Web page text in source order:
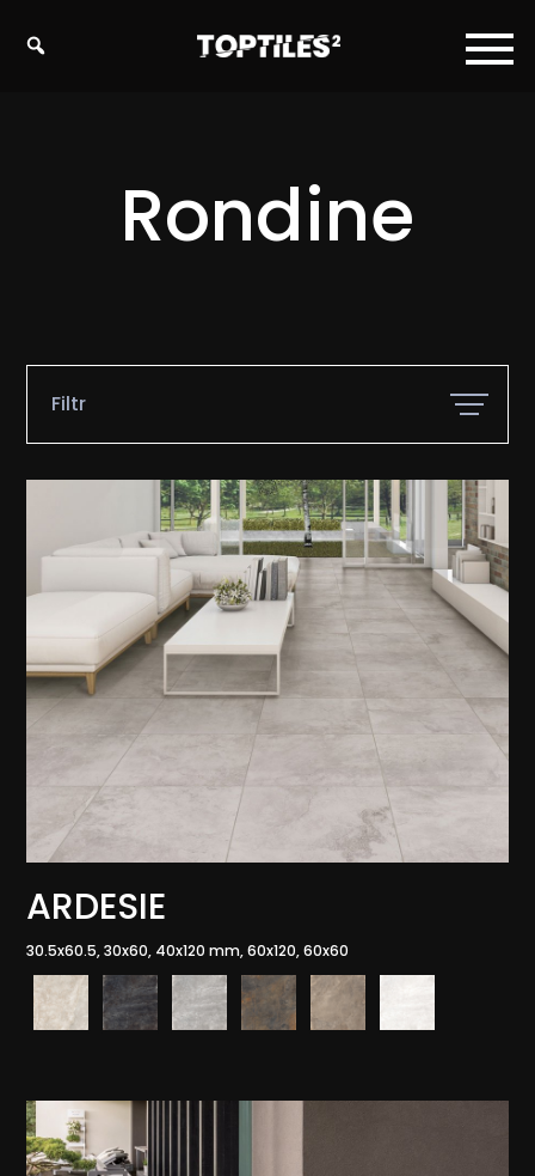
Rondine
Filtr
ARDESIE
30.5x60.5, 30x60, 40x120 mm, 60x120, 60x60